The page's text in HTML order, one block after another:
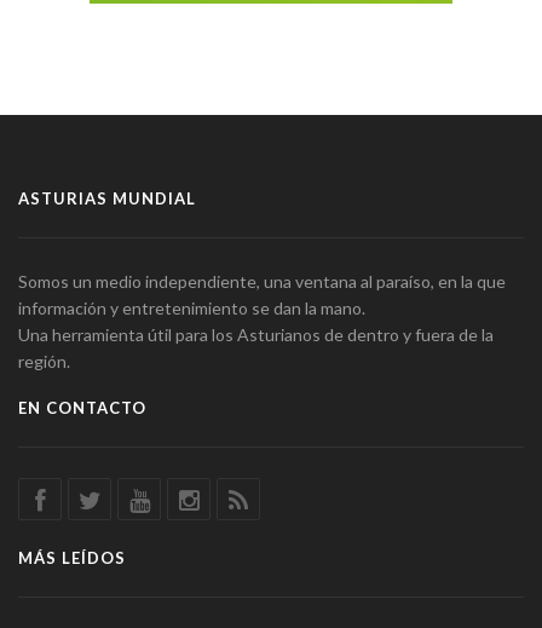
ASTURIAS MUNDIAL
Somos un medio independiente, una ventana al paraíso, en la que
información y entretenimiento se dan la mano.
Una herramienta útil para los Asturianos de dentro y fuera de la
región.
EN CONTACTO
MÁS LEÍDOS